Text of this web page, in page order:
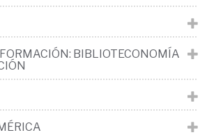
BIBLIOTECONOMÍA